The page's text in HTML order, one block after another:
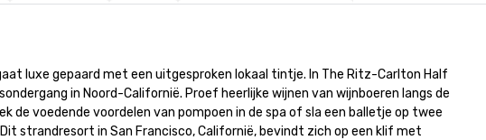
luxe gepaard met een uitgesproken lokaal tintje. In The Ritz-Carlton Half
in Noord-Californië. Proef heerlijke wijnen van wijnboeren langs de
de voedende voordelen van pompoen in de spa of sla een balletje op twee
strandresort in San Francisco, Californië, bevindt zich op een klif met